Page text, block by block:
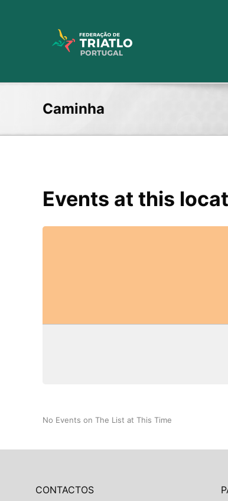
Caminha
Events at this
No Events on The List at This Time
CONTACTOS